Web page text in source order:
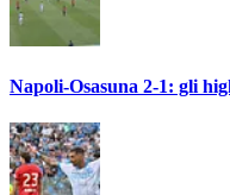
Napoli-Osasuna 2-1: gli